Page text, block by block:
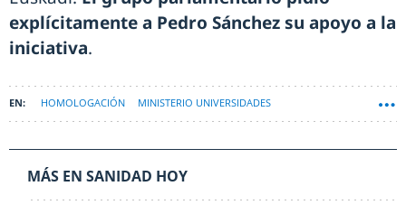
explícitamente a Pedro Sánchez su apoyo a la
iniciativa.
HOMOLOGACIÓN MINISTERIO UNIVERSIDADES
MÁS EN SANIDAD HOY